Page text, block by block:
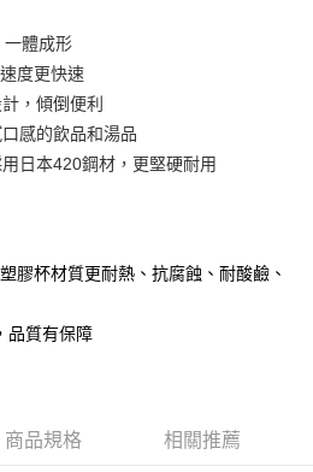
兆豐國際商業銀行
台中商業銀行
華泰商業銀行
遠東國際商業銀行
永豐商業銀行
星展（台灣）商業銀行
以上)免運費
一體成形
度更快速
，傾倒便利
感的飲品和湯品
日本420鋼材，更堅硬耐用
膠杯材質更耐熱、抗腐蝕、耐酸鹼、
品質有保障
商品規格 相關推薦